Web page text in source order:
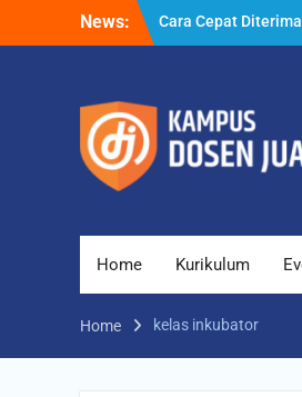
News:
Cara Cepat
yang Bisa Anda
Cara Dapat
untuk
Home Kurikulum
Home kelas inkubator